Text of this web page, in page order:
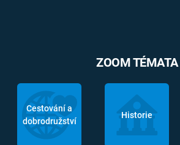
ZOOM TÉMATA
Cestování a
dobrodružství
Historie